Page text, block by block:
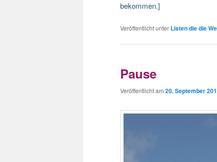
bekommen.]
Veröffentlicht unter Listen die die
Pause
Veröffentlicht am 20. September